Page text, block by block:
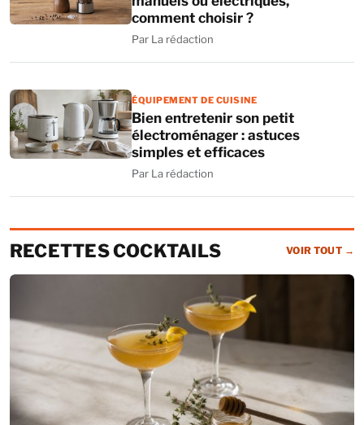
comment choisir ?
Par La rédaction
ÉQUIPEMENT DE CUISINE
Bien entretenir son petit
électroménager : astuces
simples et efficaces
Par La rédaction
RECETTES COCKTAILS VOIR TOUT →